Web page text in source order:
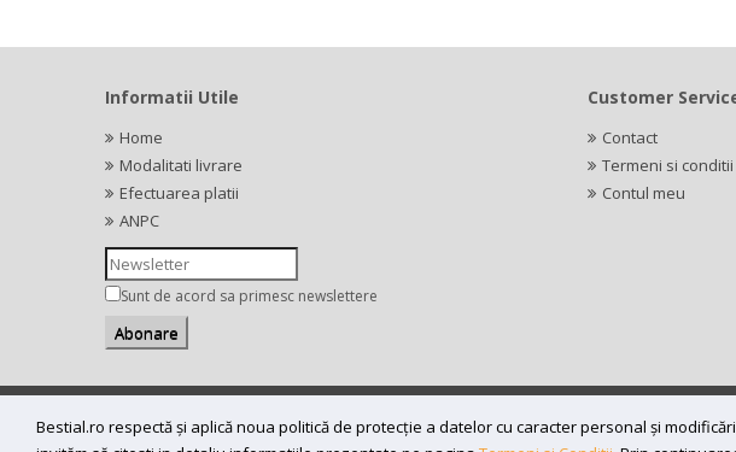
Bestial.ro respectă și aplică noua politică de protecție a datelor cu caracter personal și
Informatii Utile
Home
Modalitati livrare
Efectuarea platii
ANPC
Sunt de acord sa primesc newslettere
Customer
Contact
Termeni si conditii
Contul meu
SC BESTIAL RECORDS SRL, Nr. R.C.: J35/345/2005, C.U.I.: RO17197870, Adresa: Bv 16